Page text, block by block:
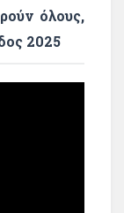
όλους,
2025